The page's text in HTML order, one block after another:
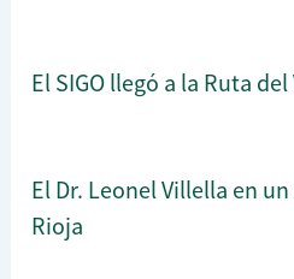
El SIGO llegó a la Ruta del
El Dr. Leonel Villella en
Rioja